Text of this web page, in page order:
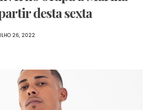
desta sexta
26, 2022